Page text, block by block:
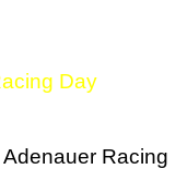
Day
Racing